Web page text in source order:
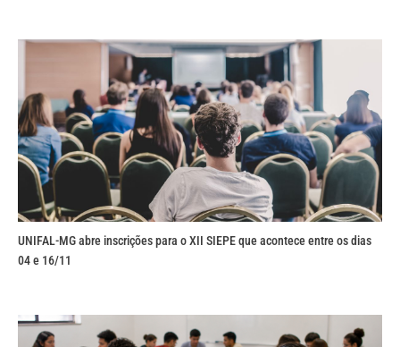
UNIFAL-MG abre inscrições para o XII SIEPE que acontece entre os dias
04 e 16/11